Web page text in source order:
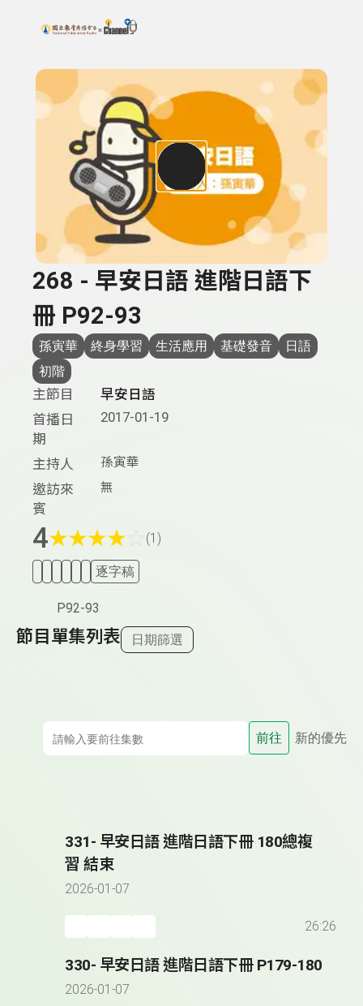
上方功能區塊
搜尋關鍵字：可輸入節目名稱、主持人或關鍵字
268 - 早安日語 進階日語下
冊 P92-93
孫寅華 終身學習 生活應用 基礎發音
日語
初階
主節目
早安日語
首播日
期
2017-01-19
主持人 孫寅華
邀訪來
賓
無
4★★★★ (1)
逐字稿
P92-93
節目單集列表 日期篩選
前往 新的優先
331- 早安日語 進階日語下冊 180總複
習 結束
2026-01-07
26:26
330- 早安日語 進階日語下冊 P179-180
2026-01-07